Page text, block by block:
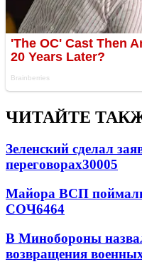
ЧИТАЙТЕ
Зеленский сделал
переговорах30005
Майора ВСП
СОЧ6464
В Минобороны
возвращения